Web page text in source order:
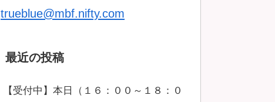
trueblue@mbf.nifty.com
最近の投稿
【受付中】本日（１６：００～１８：０